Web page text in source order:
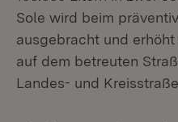
Sole wird beim
ausgebracht und erhöht
auf dem betreuten
Landes- und